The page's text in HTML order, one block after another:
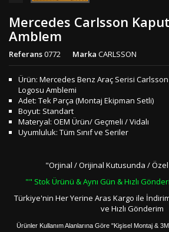
Mercedes Carlsson Kaput
Amblem
Referans0772 Marka CARLSSON
Ürün: Mercedes Benz Araç Serisi Carlsson
Logosu Amblemi
Adet: Tek Parça (Montaj Ekipman Setli)
Boyut: Standart
Materyal: OEM Ürün/ Geçmeli / Vidalı
Uyumluluk: Tüm Sınıf ve Seriler
"Orjinal / Orijinal Kutusunda /
"" Stok Ürünü & Aynı Gün & Hızlı
Türkiye'nin Her Yerine Aras Kargo ile
ve Hızlı Gönderim
Ürünler Kullanım Alanlarına Göre "Kişisel Montaj &